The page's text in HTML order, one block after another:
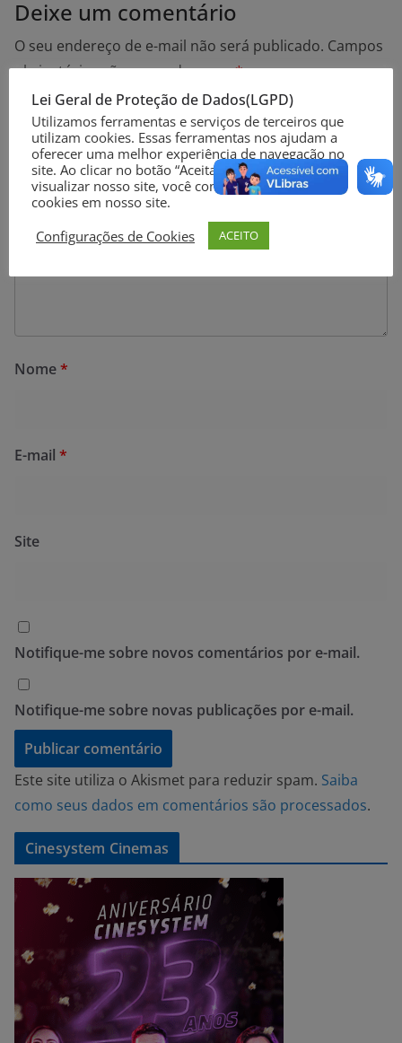
Deixe um comentário
O seu endereço de e-mail não será publicado. Campos
obrigatórios são marcados com*
Comentário*
Nome*
E-mail *
Site
Notifique-me sobre novos comentários por e-mail.
Notifique-me sobre novas publicações por e-mail.
Este site utiliza o Akismet para reduzir spam. Saiba
como seus dados em comentários são processados.
Cinesystem Cinemas
Lei Geral de Proteção de Dados(LGPD)
Utilizamos ferramentas e serviços de terceiros que
utilizam cookies. Essas ferramentas nos ajudam a
oferecer uma melhor experiência de navegação no
site. Ao clicar no botão “Aceitar” ou continuar a
visualizar nosso site, você concorda com o uso de
cookies em nosso site.
Configurações de Cookies
ACEITO